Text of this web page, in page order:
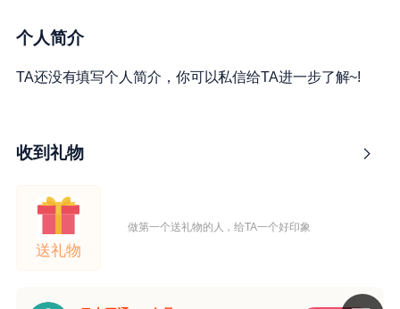
个人简介
TA还没有填写个人简介，你可以私信给TA进一步了解~!
收到礼物
送礼物
做第一个送礼物的人，给TA一个好印象